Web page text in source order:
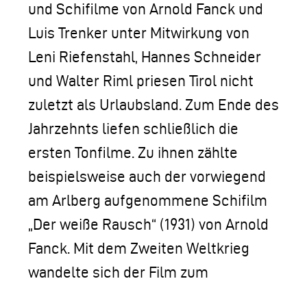
und Schifilme von Arnold Fanck und
Luis Trenker unter Mitwirkung von
Leni Riefenstahl, Hannes Schneider
und Walter Riml priesen Tirol nicht
zuletzt als Urlaubsland. Zum Ende des
Jahrzehnts liefen schließlich die
ersten Tonfilme. Zu ihnen zählte
beispielsweise auch der vorwiegend
am Arlberg aufgenommene Schifilm
„Der weiße Rausch“ (1931) von Arnold
Fanck. Mit dem Zweiten Weltkrieg
wandelte sich der Film zum